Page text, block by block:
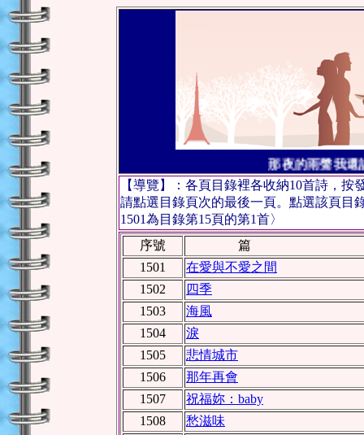
那夜的雨聲我還
【導覽】：各頁目錄裡各收納10首詩，
請點選目錄頁次的最後一頁。點選該頁目
1501為目錄第15頁的第1首〉
序號
篇
1501
在愛與不愛之間
1502
四季
1503
海風
1504
淚
1505
悲情城市
1506
那年再會
1507
祝福妳：baby
1508
愁滋味